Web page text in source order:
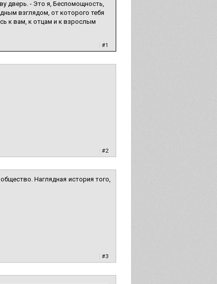
дверь. - Это я, Беспомощность,
взглядом, от которого тебя
к вам, к отцам и к взрослым
#1
#2
Наглядная история того,
#3